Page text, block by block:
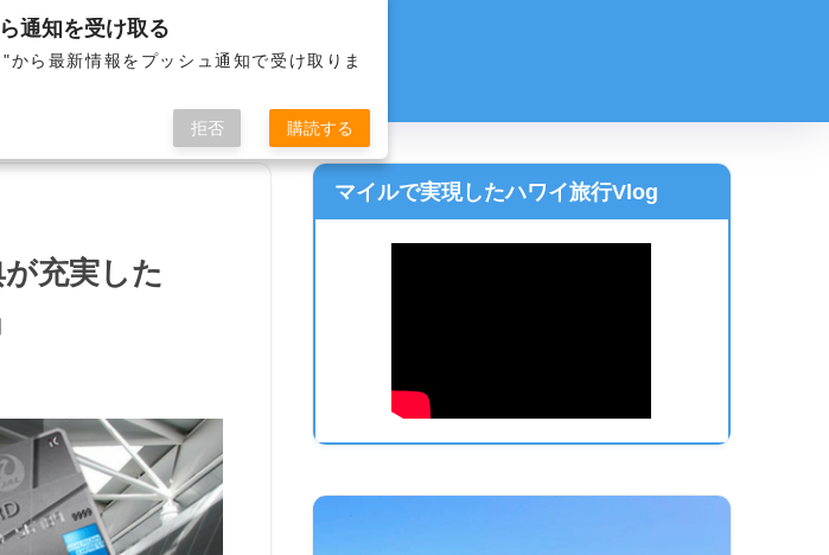
充実した
マイルで実現したハワイ旅行Vlog
通知を受け取る
から最新情報をプッシュ通知で受け取りま
拒否 購読する